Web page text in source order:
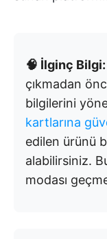
🧠 İlginç Bilgi:
çıkmadan
bilgilerini
kartlarına
edilen ürünü
alabilirsiniz.
modası